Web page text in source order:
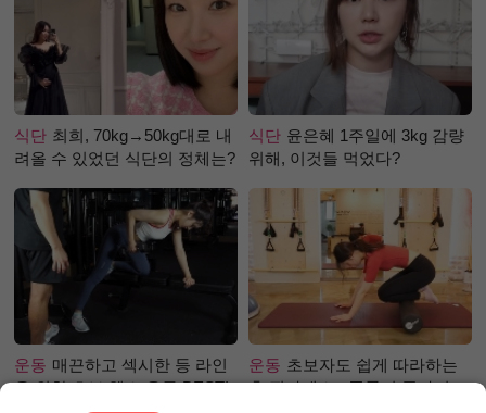
식단 최희, 70kg→50kg대로 내
려올 수 있었던 식단의 정체는?
식단 윤은혜 1주일에 3kg 감량
위해, 이것들 먹었다?
운동 매끈하고 섹시한 등 라인
을 위한 초보 헬스 운동 BEST!
운동 초보자도 쉽게 따라하는
홈 필라테스 - 폼롤러 종아리 알